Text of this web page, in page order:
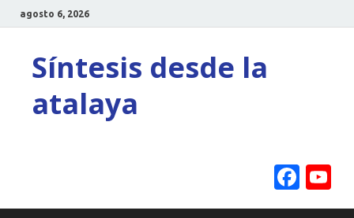
agosto 6, 2026
Síntesis desde la
atalaya